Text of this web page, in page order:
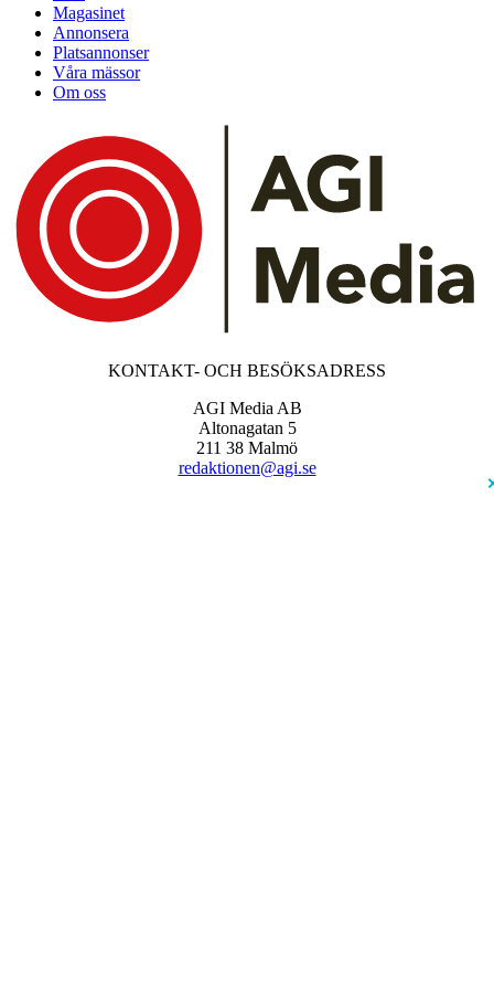
Magasinet
Annonsera
Platsannonser
Våra mässor
Om oss
KONTAKT- OCH BESÖKSADRESS
AGI Media AB
Altonagatan 5
211 38 Malmö
redaktionen@agi.se